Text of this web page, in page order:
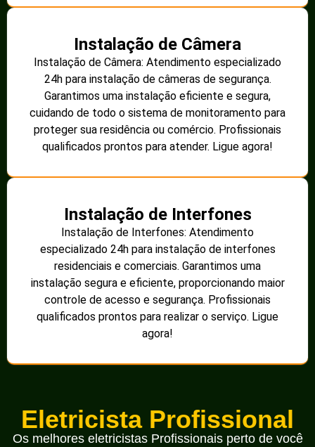
Instalação de Câmera
Instalação de Câmera: Atendimento especializado
24h para instalação de câmeras de segurança.
Garantimos uma instalação eficiente e segura,
cuidando de todo o sistema de monitoramento para
proteger sua residência ou comércio. Profissionais
qualificados prontos para atender. Ligue agora!
Instalação de Interfones
Instalação de Interfones: Atendimento
especializado 24h para instalação de interfones
residenciais e comerciais. Garantimos uma
instalação segura e eficiente, proporcionando maior
controle de acesso e segurança. Profissionais
qualificados prontos para realizar o serviço. Ligue
agora!
Eletricista Profissional
Os melhores eletricistas Profissionais perto de você